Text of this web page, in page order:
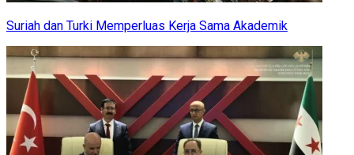
Suriah dan Turki Memperluas Kerja Sama Akademik